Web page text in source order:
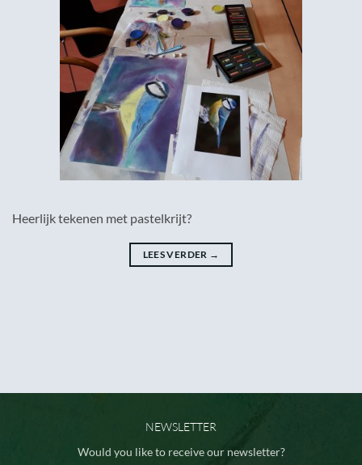
Heerlijk tekenen met pastelkrijt?
LEES VERDER →
NEWSLETTER
Would you like to receive our newsletter?